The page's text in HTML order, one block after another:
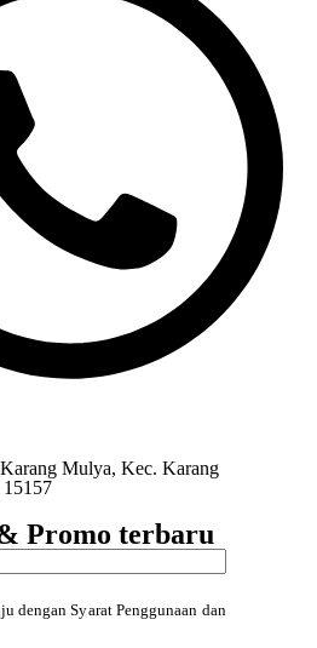
Mulya, Kec. Karang
15157
Promo terbaru
dengan Syarat Penggunaan dan